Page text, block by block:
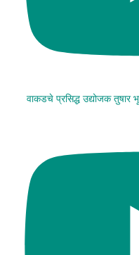
वाकडचे प्रसिद्ध उद्योजक तुषार